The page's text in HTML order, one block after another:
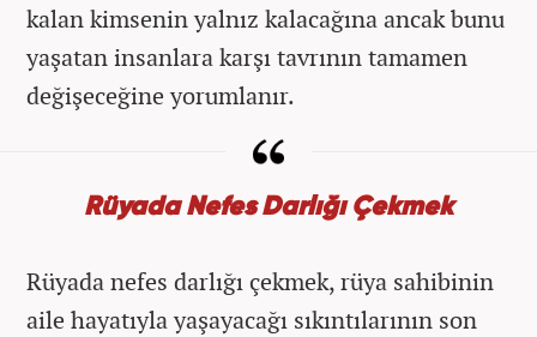
kalan kimsenin yalnız kalacağına ancak bunu
yaşatan insanlara karşı tavrının tamamen
değişeceğine yorumlanır.
Rüyada Nefes Darlığı Çekmek
Rüyada nefes darlığı çekmek, rüya sahibinin
aile hayatıyla yaşayacağı sıkıntılarının son